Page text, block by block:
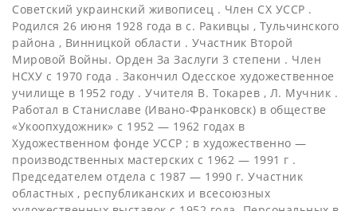
Советский украинский живописец . Член СХ УССР .
Родился 26 июня 1928 года в с. Ракивцы , Тульчинского
района , Винницкой области . Участник Второй
Мировой Войны. Орден За Заслуги 3 степени . Член
НСХУ с 1970 года . Закончил Одесское художественное
училище в 1952 году . Учителя В. Токарев , Л. Мучник .
Работал в Станиславе (Ивано-Франковск) в обществе
«Укоопхудожник» с 1952 — 1962 годах в
Художественном фонде УССР ; в художественно —
производственных мастерских с 1962 — 1991 г .
Председателем отдела с 1987 — 1990 г. Участник
областных , республиканских и всесоюзных